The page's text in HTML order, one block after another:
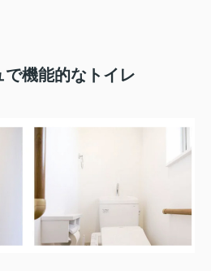
で機能的なトイレ